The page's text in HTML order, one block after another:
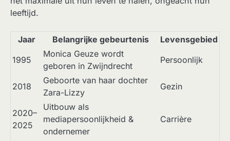
leeftijd.
Jaar Belangrijke gebeurtenis
Levensgebied
1995
Monica Geuze wordt
geboren in Zwijndrecht
Persoonlijk
2018
Geboorte van haar dochter
Zara-Lizzy
Gezin
2020–
2025
Uitbouw als
mediapersoonlijkheid &
ondernemer
Carrière